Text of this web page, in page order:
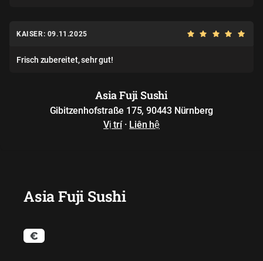
KAISER: 09.11.2025
Frisch zubereitet, sehr gut!
Asia Fuji Sushi
Gibitzenhofstraße 175, 90443 Nürnberg
Vị trí· Liên hệ
Asia Fuji Sushi